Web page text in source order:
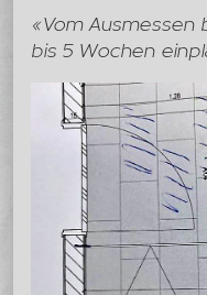
«Vom Ausmessen
bis 5 Wochen